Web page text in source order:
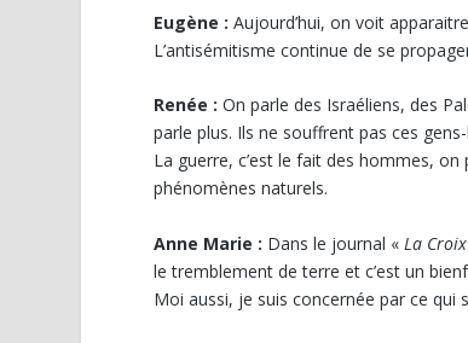
Eugène : Aujourd’hui, on voit
L’antisémitisme continue de se
Renée : On parle des Israéliens, des
parle plus. Ils ne souffrent pas ces
La guerre, c’est le fait des hommes,
phénomènes naturels.
Anne Marie : Dans le journal «La Croix
le tremblement de terre et c’est un
Moi aussi, je suis concernée par ce qui